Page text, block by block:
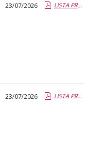
23/07/2026 LISTA PROVISIONAL ADMT Y EXCL CP26-77.pdf.pdf
23/07/2026 LISTA PROVISIONAL ADMT Y EXCL CP26-76.pdf.pdf